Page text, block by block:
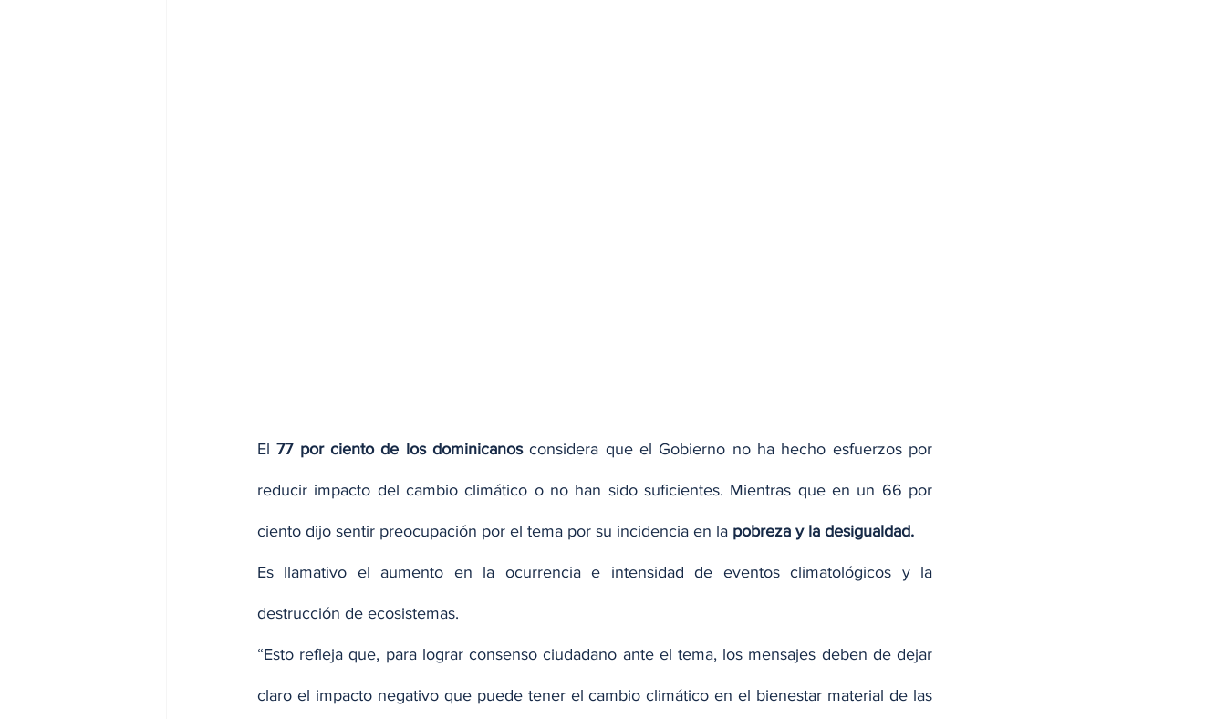
El 77 por ciento de los dominicanos considera que el Gobierno no ha hecho esfuerzos por
reducir impacto del cambio climático o no han sido suficientes. Mientras que en un 66 por
ciento dijo sentir preocupación por el tema por su incidencia en la pobreza y la desigualdad.
Es llamativo el aumento en la ocurrencia e intensidad de eventos climatológicos y la
destrucción de ecosistemas.
“Esto refleja que, para lograr consenso ciudadano ante el tema, los mensajes deben de dejar
claro el impacto negativo que puede tener el cambio climático en el bienestar material de las